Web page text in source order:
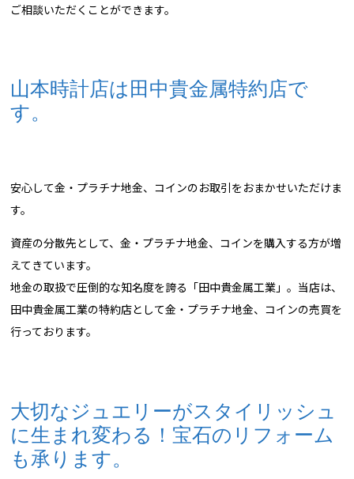
ご相談いただくことができます。
山本時計店は田中貴金属特約店で
す。
安心して金・プラチナ地金、コインのお取引をおまかせいただけま
す。
資産の分散先として、金・プラチナ地金、コインを購入する方が増
えてきています。
地金の取扱で圧倒的な知名度を誇る「田中貴金属工業」。当店は、
田中貴金属工業の特約店として金・プラチナ地金、コインの売買を
行っております。
大切なジュエリーがスタイリッシュ
に生まれ変わる！宝石のリフォーム
も承ります。